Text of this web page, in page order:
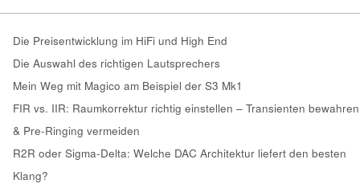
Die Preisentwicklung im HiFi und High End
Die Auswahl des richtigen Lautsprechers
Mein Weg mit Magico am Beispiel der S3 Mk1
FIR vs. IIR: Raumkorrektur richtig einstellen – Transienten bewahren
& Pre-Ringing vermeiden
R2R oder Sigma-Delta: Welche DAC Architektur liefert den besten
Klang?